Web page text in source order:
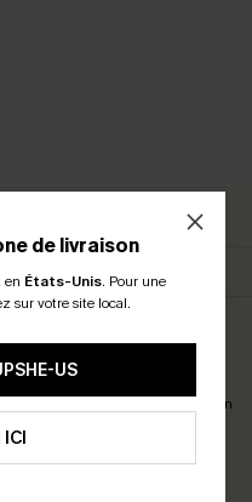
de livraison
en États-Unis. Pour une
sur votre site local.
US
ICI
LE CODE
DÈS 2 ACHETÉS & -25% DÈS 4
En
de recevoir des e-mails
de Cupshe et reconnaissez
. Nous pouvons utiliser les
technologies de suivi, telles que